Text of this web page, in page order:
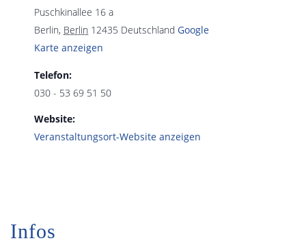
Puschkinallee 16 a
Berlin, Berlin 12435 Deutschland Google
Karte anzeigen
Telefon:
030 - 53 69 51 50
Website:
Veranstaltungsort-Website anzeigen
Infos